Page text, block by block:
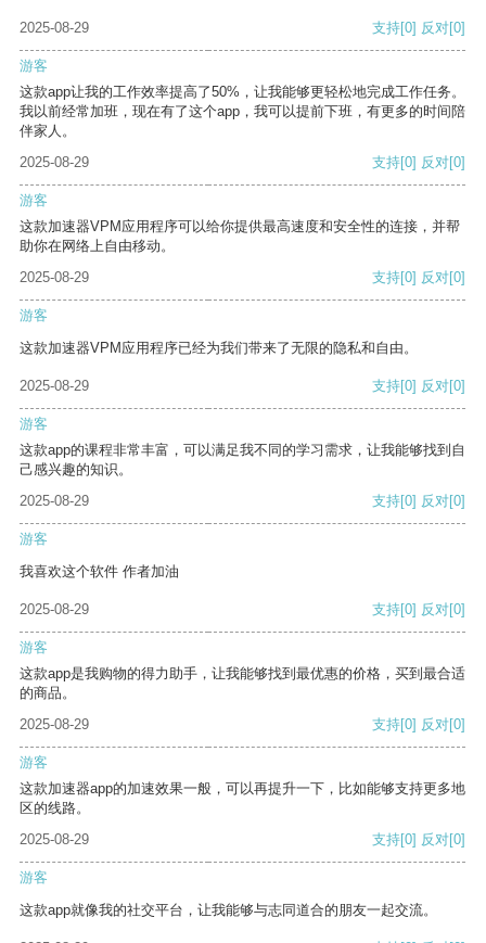
2025-08-29 支持[0] 反对[0]
游客
这款app让我的工作效率提高了50%，让我能够更轻松地完成工作任务。
我以前经常加班，现在有了这个app，我可以提前下班，有更多的时间陪
伴家人。
2025-08-29
支持[0] 反对[0]
游客
这款加速器VPM应用程序可以给你提供最高速度和安全性的连接，并帮
助你在网络上自由移动。
2025-08-29
支持[0] 反对[0]
游客
这款加速器VPM应用程序已经为我们带来了无限的隐私和自由。
2025-08-29 支持[0] 反对[0]
游客
这款app的课程非常丰富，可以满足我不同的学习需求，让我能够找到自
己感兴趣的知识。
2025-08-29
支持[0] 反对[0]
游客
我喜欢这个软件 作者加油
2025-08-29 支持[0] 反对[0]
游客
这款app是我购物的得力助手，让我能够找到最优惠的价格，买到最合适
的商品。
2025-08-29
支持[0] 反对[0]
游客
这款加速器app的加速效果一般，可以再提升一下，比如能够支持更多地
区的线路。
2025-08-29
支持[0] 反对[0]
游客
这款app就像我的社交平台，让我能够与志同道合的朋友一起交流。